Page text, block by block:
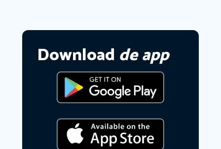
Download de app